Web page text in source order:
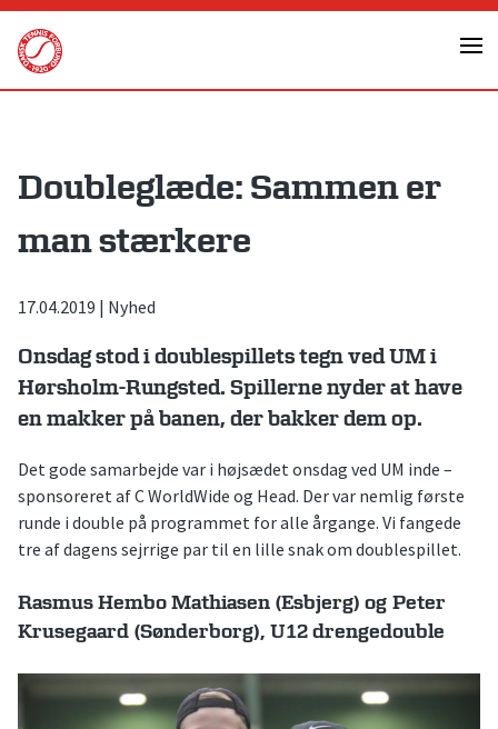
Skip
content
Doubleglæde: Sammen er
man stærkere
17.04.2019 | Nyhed
Onsdag stod i doublespillets tegn ved UM i
Hørsholm-Rungsted. Spillerne nyder at have
en makker på banen, der bakker dem op.
Det gode samarbejde var i højsædet onsdag ved UM inde –
sponsoreret af C WorldWide og Head. Der var nemlig første
runde i double på programmet for alle årgange. Vi fangede
tre af dagens sejrrige par til en lille snak om doublespillet.
Rasmus Hembo Mathiasen (Esbjerg) og Peter
Krusegaard (Sønderborg), U12 drengedouble